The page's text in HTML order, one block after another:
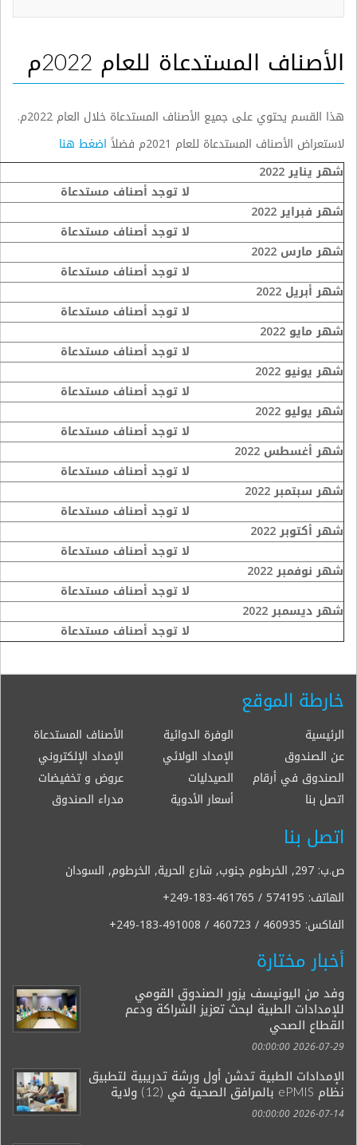
الأصناف المستدعاة للعام 2022م
هذا القسم يحتوي على جميع الأصناف المستدعاة خلال العام 2022م.
لاستعراض الأصناف المستدعاة للعام 2021م فضلاً
اضغط هنا
شهر يناير 2022
لا توجد أصناف مستدعاة
شهر فبراير 2022
لا توجد أصناف مستدعاة
شهر مارس 2022
لا توجد أصناف مستدعاة
شهر أبريل 2022
لا توجد أصناف مستدعاة
شهر مايو 2022
لا توجد أصناف مستدعاة
شهر يونيو 2022
لا توجد أصناف مستدعاة
شهر يوليو 2022
لا توجد أصناف مستدعاة
شهر أغسطس 2022
لا توجد أصناف مستدعاة
شهر سبتمبر 2022
لا توجد أصناف مستدعاة
شهر أكتوبر 2022
لا توجد أصناف مستدعاة
شهر نوفمبر 2022
لا توجد أصناف مستدعاة
شهر ديسمبر 2022
لا توجد أصناف مستدعاة
خارطة الموقع
الرئيسية الوفرة الدوائية
الأصناف المستدعاة
عن الصندوق
الإمداد الولائي
الإمداد الإلكتروني
الصندوق في أرقام
الصيدليات
عروض و تخفيضات
اتصل بنا
أسعار الأدوية مدراء الصندوق
اتصل بنا
ص.ب: 297, الخرطوم جنوب, شارع الحرية, الخرطوم, السودان
الهاتف: +249-183-461765 / 574195
الفاكس: +249-183-491008 / 460723 / 460935
أخبار مختارة
وفد من اليونيسف يزور الصندوق القومي
للإمدادات الطبية لبحث تعزيز الشراكة ودعم
القطاع الصحي
2026-07-29 00:00:00
الإمدادات الطبية تدشن أول ورشة تدريبية لتطبيق
نظام ePMIS بالمرافق الصحية في (12) ولاية
2026-07-14 00:00:00